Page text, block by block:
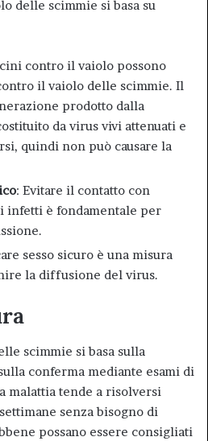
delle scimmie si basa su
contro il vaiolo possono
il vaiolo delle scimmie. Il
prodotto dalla
da virus vivi attenuati e
quindi non può causare la
: Evitare il contatto con
infetti è fondamentale per
sesso sicuro è una misura
la diffusione del virus.
scimmie si basa sulla
conferma mediante esami di
malattia tende a risolversi
senza bisogno di
possano essere consigliati